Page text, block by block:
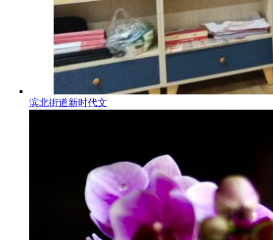
滨北街道新时代文